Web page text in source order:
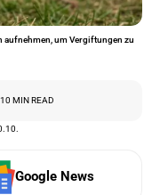
aufnehmen, um Vergiftungen zu
10 MIN READ
Google News